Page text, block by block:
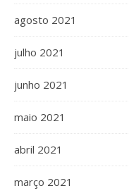
agosto 2021
julho 2021
junho 2021
maio 2021
abril 2021
março 2021